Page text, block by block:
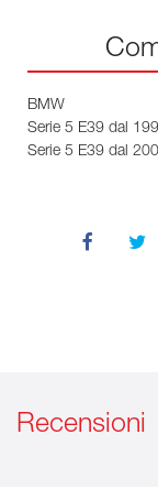
BMW
Serie 5 E39 dal
Serie 5 E39 dal
Recensioni